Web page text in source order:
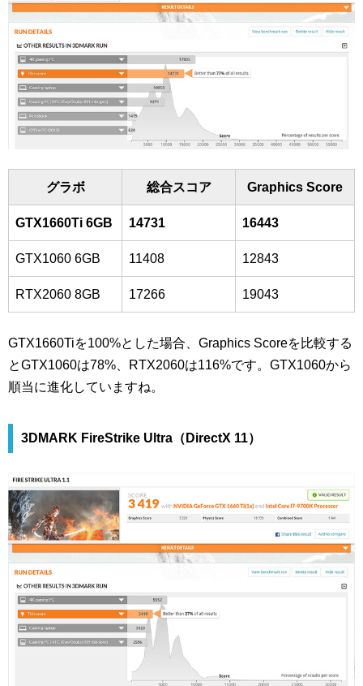
グラボ 総合スコア Graphics Score
GTX1660Ti 6GB 14731 16443
GTX1060 6GB 11408 12843
RTX2060 8GB 17266 19043
GTX1660Tiを100%とした場合、Graphics Scoreを比較する
とGTX1060は78%、RTX2060は116%です。GTX1060から
順当に進化していますね。
3DMARK FireStrike Ultra（DirectX 11）